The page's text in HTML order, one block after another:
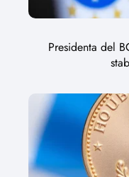
Presidenta del